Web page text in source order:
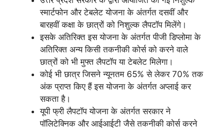
स्मार्टफोन और टेबलेट योजना के अंतर्गत दसवीं और
बारहवीं कक्षा के छात्रों को निशुल्क लैपटॉप मिलेंगे।
इसके अतिरिक्त इस योजना के अंतर्गत पीजी डिप्लोमा के
अतिरिक्त अन्य किसी तकनीकी कोर्स को करने वाले
छात्रों को भी मुफ्त लैपटॉप या टेबलेट मिलेगा।
कोई भी छात्र जिसने न्यूनतम 65% से लेकर 70% तक
अंक प्राप्त किए हैं इस योजना के अंतर्गत अप्लाई कर
सकता है।
यूपी फ्री लैपटॉप योजना के अंतर्गत सरकार ने
पॉलिटेक्निक और आईआईटी जैसे तकनीकी कोर्स करने